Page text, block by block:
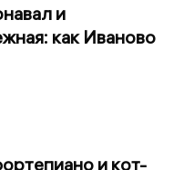
и
как Иваново
и кот-